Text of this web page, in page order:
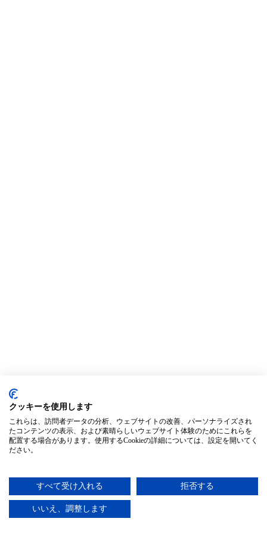
クッキーを使用します
これらは、訪問者データの分析、ウェブサイトの改善、パーソナライズされ
たコンテンツの表示、および素晴らしいウェブサイト体験のためにこれらを
配置する場合があります。使用するCookieの詳細については、設定を開いてく
ださい。
すべて受け入れる 拒否する
いいえ、調整します